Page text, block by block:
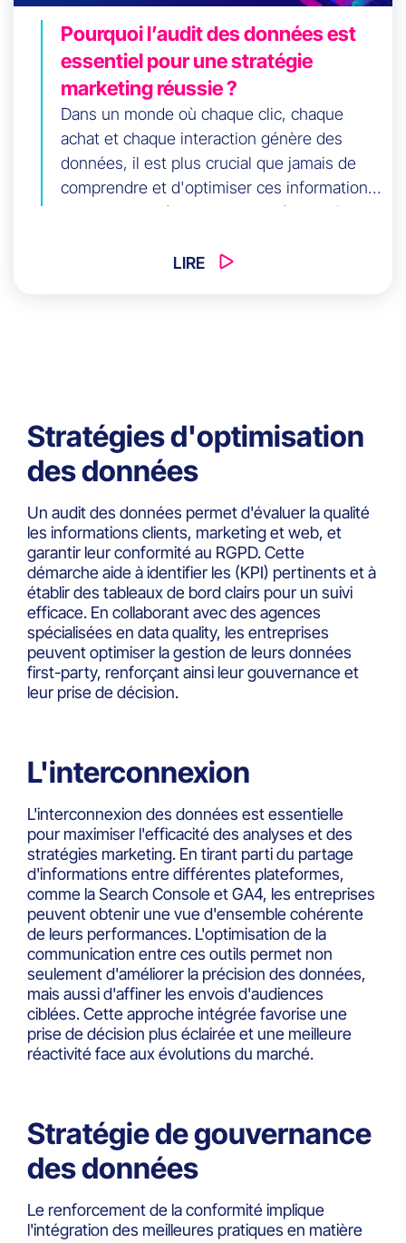
Pourquoi l’audit des données est
essentiel pour une stratégie
marketing réussie ?
Dans un monde où chaque clic, chaque
achat et chaque interaction génère des
données, il est plus crucial que jamais de
comprendre et d'optimiser ces informations
pour une stratégie marketing réussie. Dans
sont devenues le moteur des décisions
LIRE
Stratégies d'optimisation
des données
Un audit des données permet d'évaluer la qualité
les informations clients, marketing et web, et
garantir leur conformité au RGPD. Cette
démarche aide à identifier les (KPI) pertinents et à
établir des tableaux de bord clairs pour un suivi
efficace. En collaborant avec des agences
spécialisées en data quality, les entreprises
peuvent optimiser la gestion de leurs données
first-party, renforçant ainsi leur gouvernance et
leur prise de décision.
L'interconnexion
L'interconnexion des données est essentielle
pour maximiser l'efficacité des analyses et des
stratégies marketing. En tirant parti du partage
d'informations entre différentes plateformes,
comme la Search Console et GA4, les entreprises
peuvent obtenir une vue d'ensemble cohérente
de leurs performances. L'optimisation de la
communication entre ces outils permet non
seulement d'améliorer la précision des données,
mais aussi d'affiner les envois d'audiences
ciblées. Cette approche intégrée favorise une
prise de décision plus éclairée et une meilleure
réactivité face aux évolutions du marché.
Stratégie de gouvernance
des données
Le renforcement de la conformité implique
l'intégration des meilleures pratiques en matière